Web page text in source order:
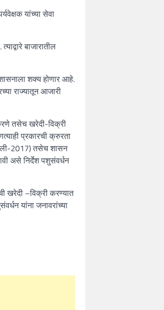
यांच्या सेवा
बाजारातील
शक्य होणार आहे.
राज्यातून आजारी
तसेच खरेदी-विक्री
प्रकारची क्रुरता
2017) तसेच शासन
असे निर्देश पशुसंवर्धन
खरेदी –विक्री करण्यात
यांना जनावरांच्या